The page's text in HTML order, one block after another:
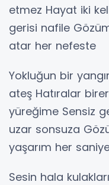
etmez Hayat iki
gerisi nafile
atar her nefeste
Yokluğun bir
ateş Hatıralar
yüreğime Sensiz
uzar sonsuza
yaşarım her
Sesin hala